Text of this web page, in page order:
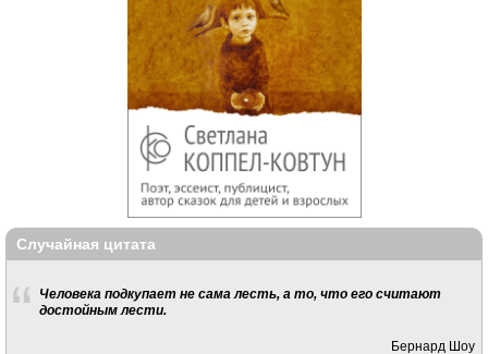
Случайная цитата
Человека подкупает не сама лесть, а то, что его считают
достойным лести.
Бернард Шоу